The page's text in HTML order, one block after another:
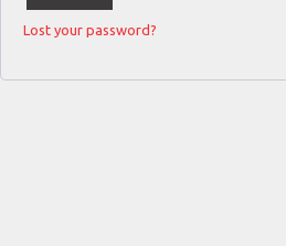
Lost your password?